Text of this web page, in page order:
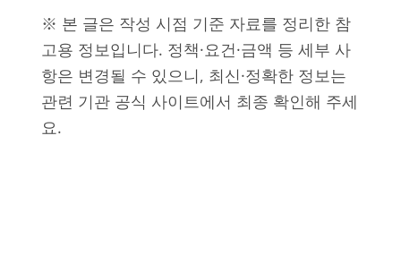
※ 본 글은 작성 시점 기준 자료를 정리한 참
고용 정보입니다. 정책·요건·금액 등 세부 사
항은 변경될 수 있으니, 최신·정확한 정보는
관련 기관 공식 사이트에서 최종 확인해 주세
요.